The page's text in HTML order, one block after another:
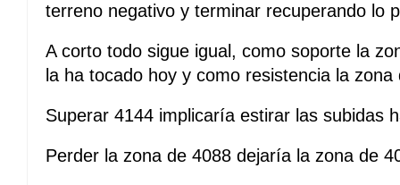
terreno negativo y terminar recuperando lo
A corto todo sigue igual, como soporte la
la ha tocado hoy y como resistencia la zona
Superar 4144 implicaría estirar las subidas
Perder la zona de 4088 dejaría la zona de